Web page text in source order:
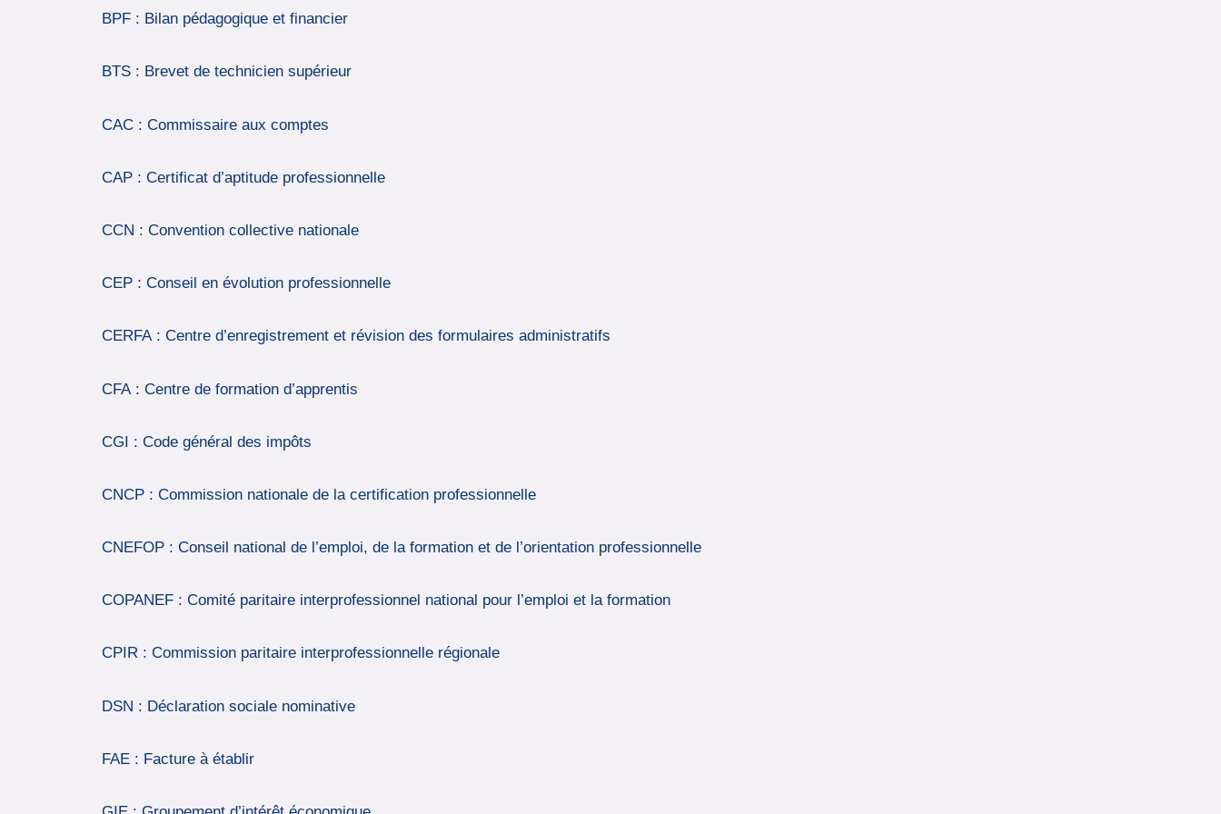
BPF : Bilan pédagogique et financier
BTS : Brevet de technicien supérieur
CAC : Commissaire aux comptes
CAP : Certificat d’aptitude professionnelle
CCN : Convention collective nationale
CEP : Conseil en évolution professionnelle
CERFA : Centre d’enregistrement et révision des formulaires administratifs
CFA : Centre de formation d’apprentis
CGI : Code général des impôts
CNCP : Commission nationale de la certification professionnelle
CNEFOP : Conseil national de l’emploi, de la formation et de l’orientation professionnelle
COPANEF : Comité paritaire interprofessionnel national pour l’emploi et la formation
CPIR : Commission paritaire interprofessionnelle régionale
DSN : Déclaration sociale nominative
FAE : Facture à établir